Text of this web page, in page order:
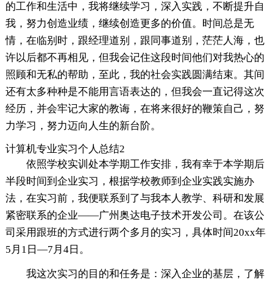
的工作和生活中，我将继续学习，深入实践，不断提升自
我，努力创造业绩，继续创造更多的价值。时间总是无
情，在临别时，跟经理道别，跟同事道别，茫茫人海，也
许以后都不再相见，但我会记住这段时间他们对我热心的
照顾和无私的帮助，至此，我的社会实践圆满结束。其间
还有太多种种是不能用言语表达的，但我会一直记得这次
经历，并会牢记大家的教诲，在将来很好的鞭策自己，努
力学习，努力迈向人生的新台阶。
计算机专业实习个人总结2
依照学校实训处本学期工作安排，我有幸于本学期后
半段时间到企业实习，根据学校教师到企业实践实施办
法，在实习前，我便联系到了与我本人教学、科研和发展
紧密联系的企业——广州奥达电子技术开发公司。在该公
司采用跟班的方式进行两个多月的实习，具体时间20xx年
5月1日—7月4日。
我这次实习的目的和任务是：深入企业的基层，了解